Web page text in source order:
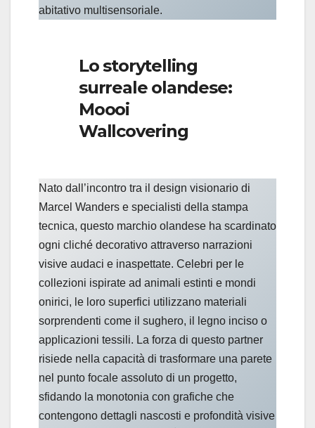
abitativo multisensoriale.
Lo storytelling
surreale olandese:
Moooi
Wallcovering
Nato dall’incontro tra il design visionario di
Marcel Wanders e specialisti della stampa
tecnica, questo marchio olandese ha scardinato
ogni cliché decorativo attraverso narrazioni
visive audaci e inaspettate. Celebri per le
collezioni ispirate ad animali estinti e mondi
onirici, le loro superfici utilizzano materiali
sorprendenti come il sughero, il legno inciso o
applicazioni tessili. La forza di questo partner
risiede nella capacità di trasformare una parete
nel punto focale assoluto di un progetto,
sfidando la monotonia con grafiche che
contengono dettagli nascosti e profondità visive